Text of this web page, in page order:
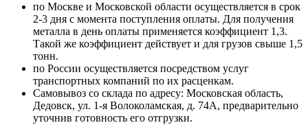
по Москве и Московской области осуществляется в срок
2-3 дня с момента поступления оплаты. Для получения
металла в день оплаты применяется коэффициент 1,3.
Такой же коэффициент действует и для грузов свыше 1,5
тонн.
по России осуществляется посредством услуг
транспортных компаний по их расценкам.
Самовывоз со склада по адресу: Московская область,
Дедовск, ул. 1-я Волоколамская, д. 74А, предварительно
уточнив готовность его отгрузки.